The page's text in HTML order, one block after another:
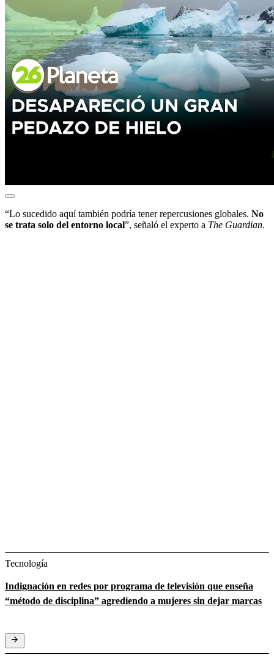
“Lo sucedido aquí también podría tener repercusiones globales. No
se trata solo del entorno local”, señaló el experto a The Guardian.
Tecnología
Indignación en redes por programa de televisión que enseña
“método de disciplina” agrediendo a mujeres sin dejar marcas